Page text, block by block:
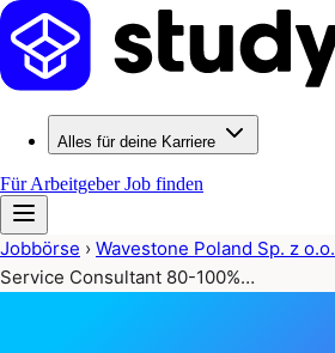
Alles für deine Karriere
Für ArbeitgeberJob finden
Jobbörse › Wavestone Poland Sp. z o.o.
Service Consultant 80-100%…